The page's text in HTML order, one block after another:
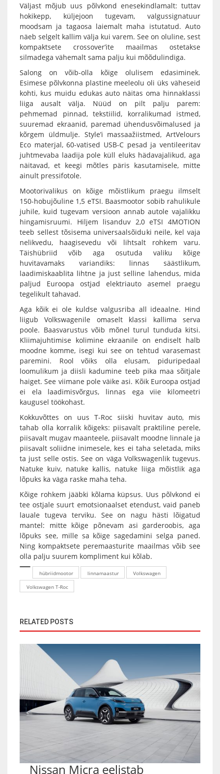
Väljast mõjub uus põlvkond enesekindlamalt: tuttav
hokikepp, küljejoon tugevam, valgussignatuur
moodsam ja tagaosa laiemalt maha istutatud. Auto
näeb selgelt kallim välja kui varem. See on oluline, sest
kompaktsete crossover’ite maailmas ostetakse
silmadega vähemalt sama palju kui mõõdulindiga.
Salong on võib-olla kõige olulisem edasiminek.
Esimese põlvkonna plastine meeleolu oli üks väheseid
kohti, kus muidu edukas auto näitas oma hinnaklassi
liiga ausalt välja. Nüüd on pilt palju parem:
pehmemad pinnad, tekstiilid, korralikumad istmed,
suuremad ekraanid, paremad ühendusvõimalused ja
kõrgem üldmulje. Style’i massaažiistmed, ArtVelours
Eco materjal, 60-vatised USB-C pesad ja ventileeritav
juhtmevaba laadija pole küll eluks hädavajalikud, aga
näitavad, et keegi mõtles päris kasutamisele, mitte
ainult pressifotole.
Mootorivalikus on kõige mõistlikum praegu ilmselt
150-hobujõuline 1,5 eTSI. Baasmootor sobib rahulikule
juhile, kuid tugevam versioon annab autole vajalikku
hingamisruumi. Hiljem lisanduv 2,0 eTSI 4MOTION
teeb sellest tõsisema universaalsõiduki neile, kel vaja
nelikvedu, haagisevedu või lihtsalt rohkem varu.
Täishübriid võib aga osutuda valiku kõige
huvitavamaks variandiks: linnas säästlikum,
laadimiskaablita lihtne ja just selline lahendus, mida
paljud Euroopa ostjad elektriauto asemel praegu
tegelikult tahavad.
Aga kõik ei ole kuldse valgusriba all ideaalne. Hind
liigub Volkswagenile omaselt klassi kallima serva
poole. Baasvarustus võib mõnel turul tunduda kitsi.
Kliimajuhtimise kolimine ekraanile on endiselt halb
moodne komme, isegi kui see on tehtud varasemast
paremini. Rool võiks olla elusam, piduripedaal
loomulikum ja diisli kadumine teeb pika maa sõitjale
haiget. See viimane pole väike asi. Kõik Euroopa ostjad
ei ela laadimisvõrgus, linnas ega viie kilomeetri
kaugusel töökohast.
Kokkuvõttes on uus T-Roc siiski huvitav auto, mis
tahab olla korralik kõigeks: piisavalt praktiline perele,
piisavalt mugav maanteele, piisavalt moodne linnale ja
piisavalt soliidne inimesele, kes ei taha seletada, miks
ta just selle ostis. See on väga Volkswagenlik tugevus.
Natuke kuiv, natuke kallis, natuke liiga mõistlik aga
lõpuks ka väga raske maha teha.
Kõige rohkem jääbki kõlama küpsus. Uus põlvkond ei
tee ostjale suurt emotsionaalset etendust, vaid paneb
lauale tugeva terviku. See on nagu hästi lõigatud
mantel: mitte kõige põnevam asi garderoobis, aga
lõpuks see, mille sa kõige sagedamini selga paned.
Ning kompaktsete peremaasturite maailmas võib see
olla palju suurem kompliment kui kõlab.
hübriidmootor linnamaastur
Volkswagen
Volkswagen T-Roc
RELATED POSTS
Nissan Micra eelistab